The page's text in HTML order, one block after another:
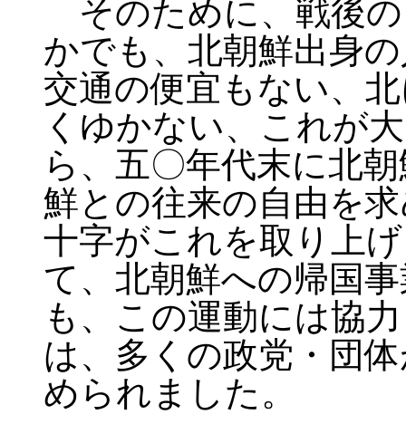
そのために、戦後
かでも、北朝鮮出身
交通の便宜もない、
くゆかない、これが
ら、五〇年代末に北
鮮との往来の自由を
十字がこれを取り上
て、北朝鮮への帰国
も、この運動には協
は、多くの政党・団
められました。